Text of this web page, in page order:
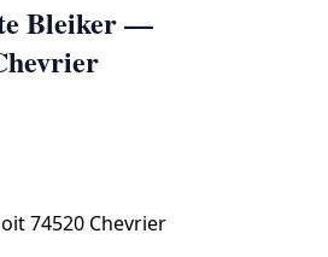
Bleiker —
74520 Chevrier